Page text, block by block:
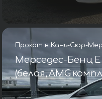
Прокат в Кань-Сюр-
Мерседес-Бенц E
(белая, AMG